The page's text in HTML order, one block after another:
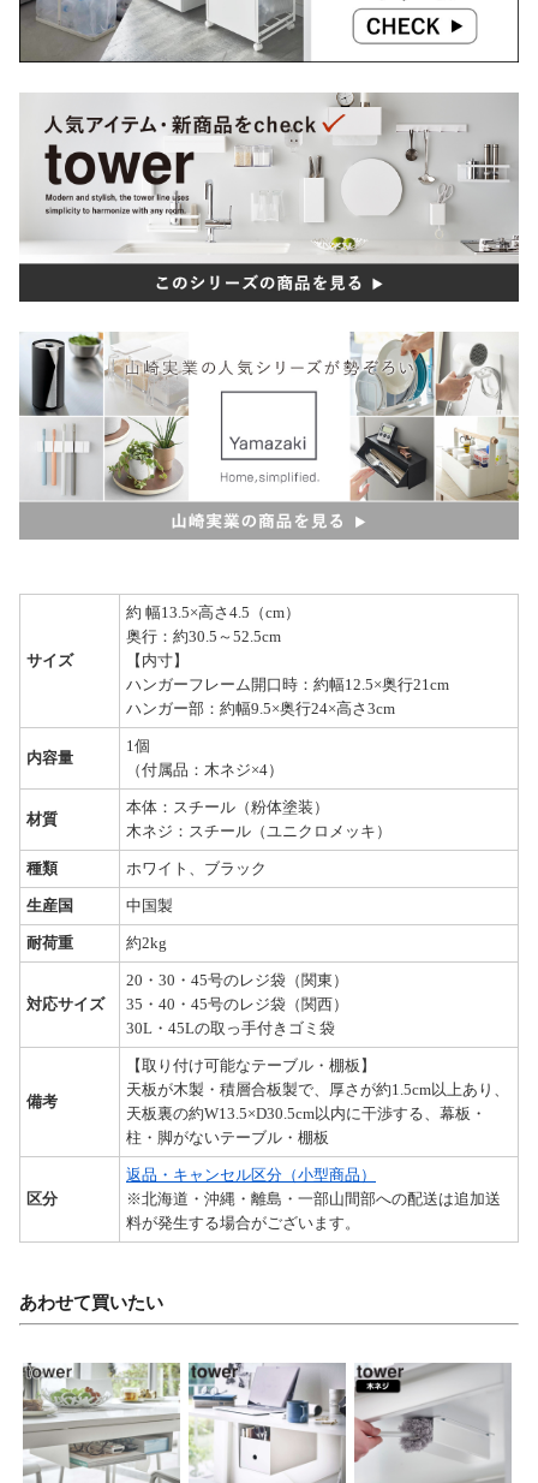
サイズ
約 幅13.5×高さ4.5（cm）
奥行：約30.5～52.5cm
【内寸】
ハンガーフレーム開口時：約幅12.5×奥行21cm
ハンガー部：約幅9.5×奥行24×高さ3cm
内容量
1個
（付属品：木ネジ×4）
材質
本体：スチール（粉体塗装）
木ネジ：スチール（ユニクロメッキ）
種類 ホワイト、ブラック
生産国 中国製
耐荷重 約2kg
対応サイズ
20・30・45号のレジ袋（関東）
35・40・45号のレジ袋（関西）
30L・45Lの取っ手付きゴミ袋
備考
【取り付け可能なテーブル・棚板】
天板が木製・積層合板製で、厚さが約1.5cm以上あり、
天板裏の約W13.5×D30.5cm以内に干渉する、幕板・
柱・脚がないテーブル・棚板
区分
返品・キャンセル区分（小型商品）
※北海道・沖縄・離島・一部山間部への配送は追加送
料が発生する場合がございます。
あわせて買いたい